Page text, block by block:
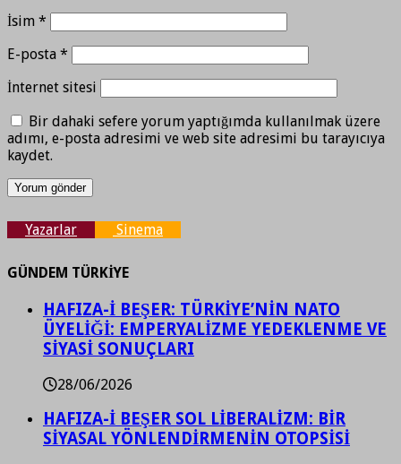
İsim *
E-posta *
İnternet sitesi
Bir dahaki sefere yorum yaptığımda kullanılmak üzere
adımı, e-posta adresimi ve web site adresimi bu tarayıcıya
kaydet.
Yazarlar Sinema
GÜNDEM TÜRKİYE
HAFIZA-İ BEŞER: TÜRKİYE’NİN NATO
ÜYELİĞİ: EMPERYALİZME YEDEKLENME VE
SİYASİ SONUÇLARI
28/06/2026
HAFIZA-İ BEŞER SOL LİBERALİZM: BİR
SİYASAL YÖNLENDİRMENİN OTOPSİSİ